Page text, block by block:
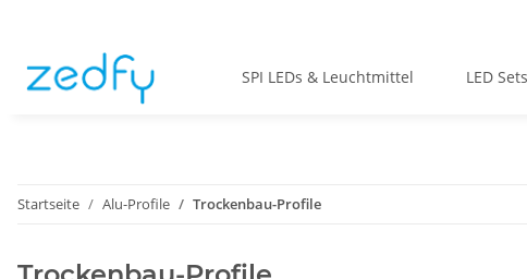
SPI LEDs & Leuchtmittel LED Sets
Startseite Alu-Profile Trockenbau-Profile